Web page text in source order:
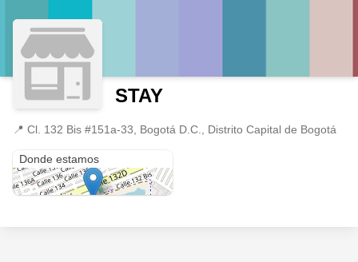
STAY
📍 Cl. 132 Bis #151a-33, Bogotá D.C., Distrito Capital de Bogotá
Donde estamos